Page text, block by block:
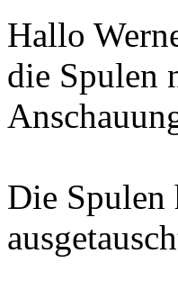
Hallo
die Spulen
Die Spulen